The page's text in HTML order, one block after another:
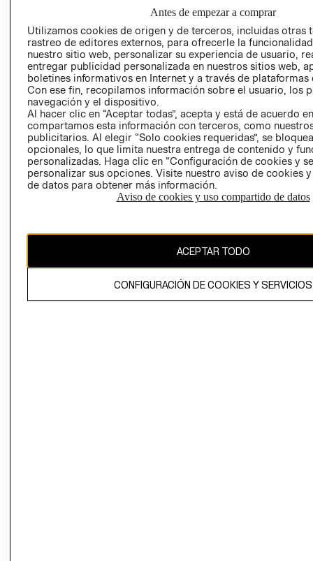
PROGRAMA DE
Y ÉTICA (INGLÉS)
COMERCIO - SIC
PETICIONES
QUEJAS Y
RECLAMOS
Colombia ($)
CAMBIAR REGIÓN
El contenido de esta página web está protegido por copyright y es
Antes de empezar a comprar
Utilizamos cookies de origen y de terceros, incluidas otras
rastreo de editores externos, para ofrecerle la
nuestro sitio web, personalizar su experiencia de usuario,
entregar publicidad personalizada en nuestros sitios web,
boletines informativos en Internet y a través de plataformas
Con ese fin, recopilamos información sobre el usuario, los
navegación y el dispositivo.
Al hacer clic en “Aceptar todas”, acepta y está de acuerdo
compartamos esta información con terceros, como
publicitarios. Al elegir “Solo cookies requeridas”, se
opcionales, lo que limita nuestra entrega de contenido y
personalizadas. Haga clic en “Configuración de cookies y
personalizar sus opciones. Visite nuestro aviso de cookies
de datos para obtener más información.
Aviso de cookies y uso compartido de datos
ACEPTAR TODO
CONFIGURACIÓN DE COOKIES Y SERVICIOS